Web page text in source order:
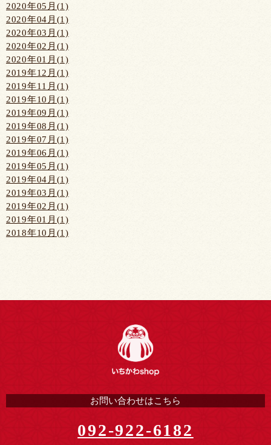
2020年05月(1)
2020年04月(1)
2020年03月(1)
2020年02月(1)
2020年01月(1)
2019年12月(1)
2019年11月(1)
2019年10月(1)
2019年09月(1)
2019年08月(1)
2019年07月(1)
2019年06月(1)
2019年05月(1)
2019年04月(1)
2019年03月(1)
2019年02月(1)
2019年01月(1)
2018年10月(1)
お問い合わせはこちら
092-922-6182